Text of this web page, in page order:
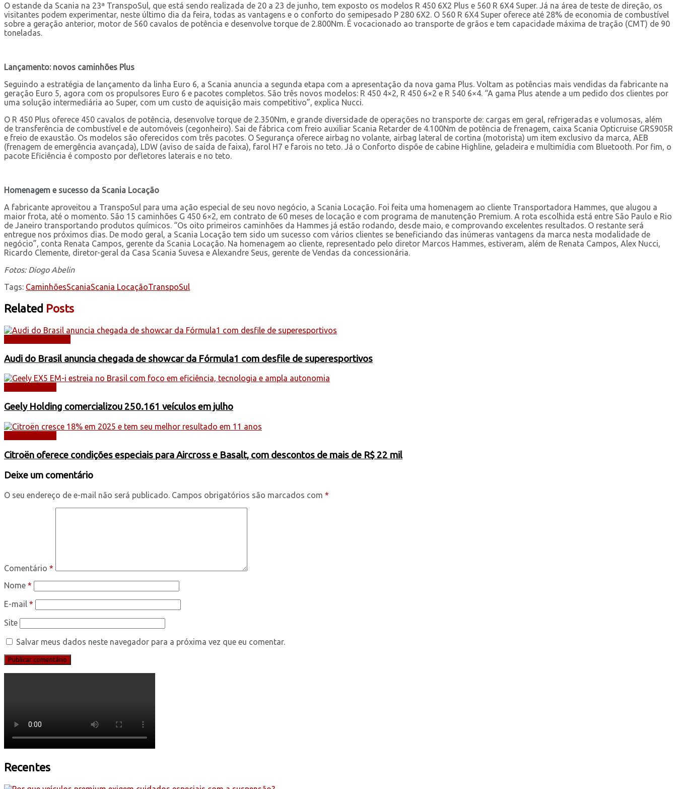
O estande da Scania na 23ª TranspoSul, que está sendo realizada de 20 a 23 de junho, tem exposto os modelos R 450 6X2 Plus e 560 R 6X4 Super. Já na área de teste de direção, os
visitantes podem experimentar, neste último dia da feira, todas as vantagens e o conforto do semipesado P 280 6X2. O 560 R 6X4 Super oferece até 28% de economia de combustível
sobre a geração anterior, motor de 560 cavalos de potência e desenvolve torque de 2.800Nm. É vocacionado ao transporte de grãos e tem capacidade máxima de tração (CMT) de 90
toneladas.
Lançamento: novos caminhões Plus
Seguindo a estratégia de lançamento da linha Euro 6, a Scania anuncia a segunda etapa com a apresentação da nova gama Plus. Voltam as potências mais vendidas da fabricante na
geração Euro 5, agora com os propulsores Euro 6 e pacotes completos. São três novos modelos: R 450 4×2, R 450 6×2 e R 540 6×4. “A gama Plus atende a um pedido dos clientes por
uma solução intermediária ao Super, com um custo de aquisição mais competitivo”, explica Nucci.
O R 450 Plus oferece 450 cavalos de potência, desenvolve torque de 2.350Nm, e grande diversidade de operações no transporte de: cargas em geral, refrigeradas e volumosas, além
de transferência de combustível e de automóveis (cegonheiro). Sai de fábrica com freio auxiliar Scania Retarder de 4.100Nm de potência de frenagem, caixa Scania Opticruise GRS905R
e freio de exaustão. Os modelos são oferecidos com três pacotes. O Segurança oferece airbag no volante, airbag lateral de cortina (motorista) um item exclusivo da marca, AEB
(frenagem de emergência avançada), LDW (aviso de saída de faixa), farol H7 e farois no teto. Já o Conforto dispõe de cabine Highline, geladeira e multimídia com Bluetooth. Por fim, o
pacote Eficiência é composto por defletores laterais e no teto.
Homenagem e sucesso da Scania Locação
A fabricante aproveitou a TranspoSul para uma ação especial de seu novo negócio, a Scania Locação. Foi feita uma homenagem ao cliente Transportadora Hammes, que alugou a
maior frota, até o momento. São 15 caminhões G 450 6×2, em contrato de 60 meses de locação e com programa de manutenção Premium. A rota escolhida está entre São Paulo e Rio
de Janeiro transportando produtos químicos. “Os oito primeiros caminhões da Hammes já estão rodando, desde maio, e comprovando excelentes resultados. O restante será
entregue nos próximos dias. De modo geral, a Scania Locação tem sido um sucesso com vários clientes se beneficiando das inúmeras vantagens da marca nesta modalidade de
negócio”, conta Renata Campos, gerente da Scania Locação. Na homenagem ao cliente, representado pelo diretor Marcos Hammes, estiveram, além de Renata Campos, Alex Nucci,
Ricardo Clemente, diretor-geral da Casa Scania Suvesa e Alexandre Seus, gerente de Vendas da concessionária.
Fotos: Diogo Abelin
Tags: CaminhõesScaniaScania LocaçãoTranspoSul
Related Posts
Audi do Brasil anuncia chegada de showcar da Fórmula1 com desfile de superesportivos
Geely Holding comercializou 250.161 veículos em julho
Citroën oferece condições especiais para Aircross e Basalt, com descontos de mais de R$ 22 mil
Deixe um comentário
O seu endereço de e-mail não será publicado. Campos obrigatórios são marcados com *
Comentário *
Nome *
E-mail *
Site
Salvar meus dados neste navegador para a próxima vez que eu comentar.
Recentes